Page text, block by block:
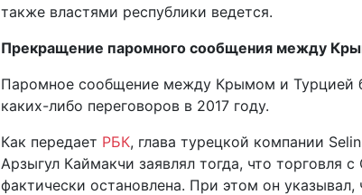
также властями республики ведется.
Прекращение паромного сообщения между
Паромное сообщение между Крымом и Турцией
каких-либо переговоров в 2017 году.
Как передает РБК, глава турецкой компании
Арзыгул Каймакчи заявлял тогда, что торговля
фактически остановлена. При этом он указывал,